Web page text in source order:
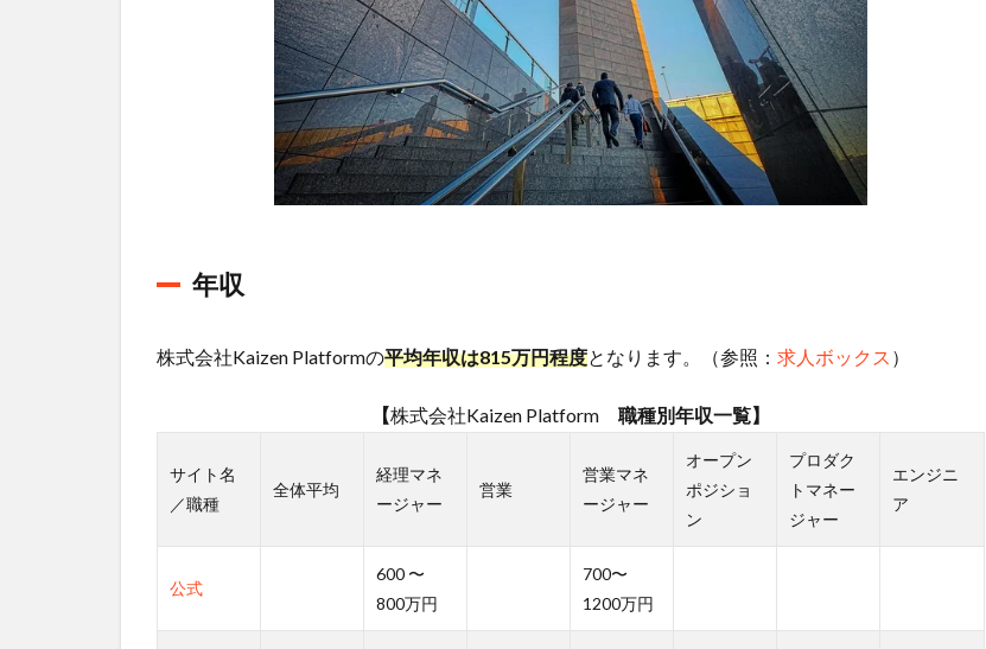
年収
株式会社Kaizen Platformの平均年収は815万円程度となります。（参照： 求人ボックス ）
【株式会社Kaizen Platform 職種別年収一覧】
サイト名
／職種
全体平均
経理マネ
ージャー
営業
営業マネ
ージャー
オープン
ポジショ
ン
プロダク
トマネー
ジャー
エンジニ
ア
公式
600 〜
800万円
700〜
1200万円